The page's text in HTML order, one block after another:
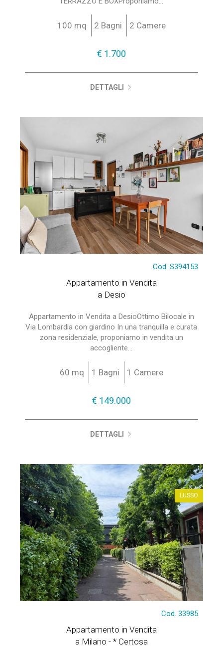
100 mq 2 Bagni 2 Camere
€ 1.700
DETTAGLI
Cod. S394153
Appartamento in Vendita
a Desio
Appartamento in Vendita a DesioOttimo Bilocale in
Via Lombardia con giardino In una tranquilla e curata
zona residenziale, proponiamo in vendita un
accogliente...
60 mq 1 Bagni 1 Camere
€ 149.000
DETTAGLI
LUSSO
Cod. 33985
Appartamento in Vendita
a Milano - * Certosa